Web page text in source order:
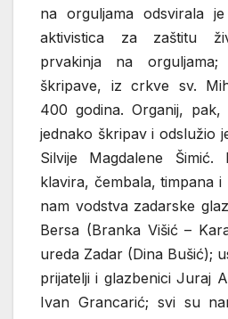
na orguljama odsvirala
aktivistica za zaštitu
prvakinja na
škripave, iz crkve sv.
400 godina. Organij,
jednako škripav i odslužio
Silvije Magdalene Šimić.
klavira, čembala, timpana
nam vodstva zadarske
Bersa (Branka Višić –
ureda Zadar (Dina Bušić);
prijatelji i glazbenici Juraj
Ivan Grancarić; svi su